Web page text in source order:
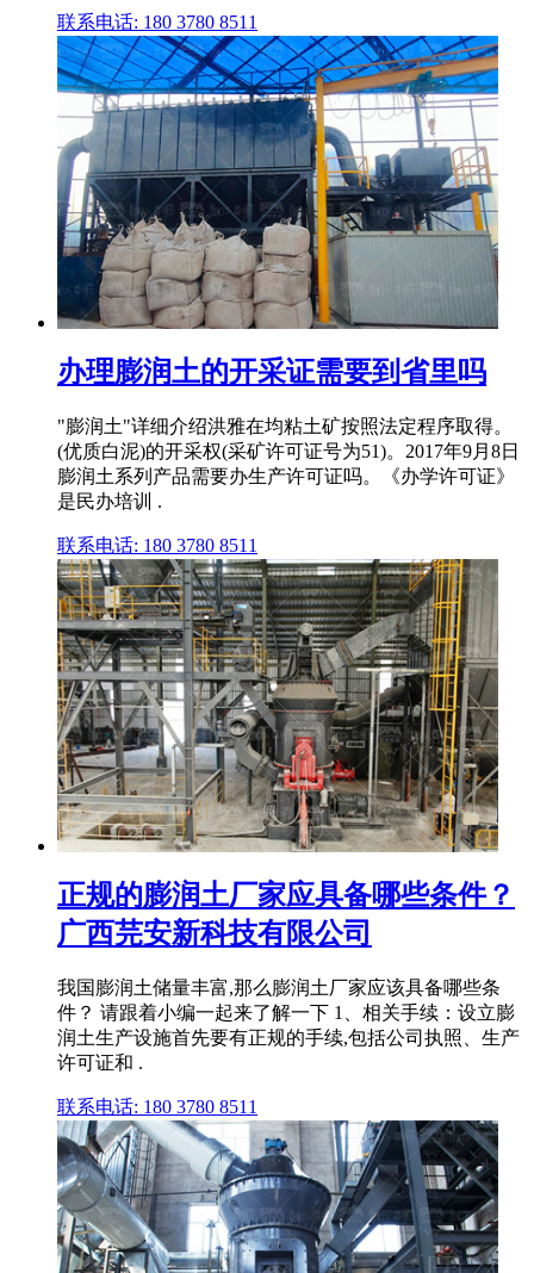
联系电话: 180 3780 8511
办理膨润土的开采证需要到省里吗
"膨润土"详细介绍洪雅在均粘土矿按照法定程序取得。
(优质白泥)的开采权(采矿许可证号为51)。2017年9月8日
膨润土系列产品需要办生产许可证吗。《办学许可证》
是民办培训 .
联系电话: 180 3780 8511
正规的膨润土厂家应具备哪些条件？
广西芫安新科技有限公司
我国膨润土储量丰富,那么膨润土厂家应该具备哪些条
件？ 请跟着小编一起来了解一下 1、相关手续：设立膨
润土生产设施首先要有正规的手续,包括公司执照、生产
许可证和 .
联系电话: 180 3780 8511